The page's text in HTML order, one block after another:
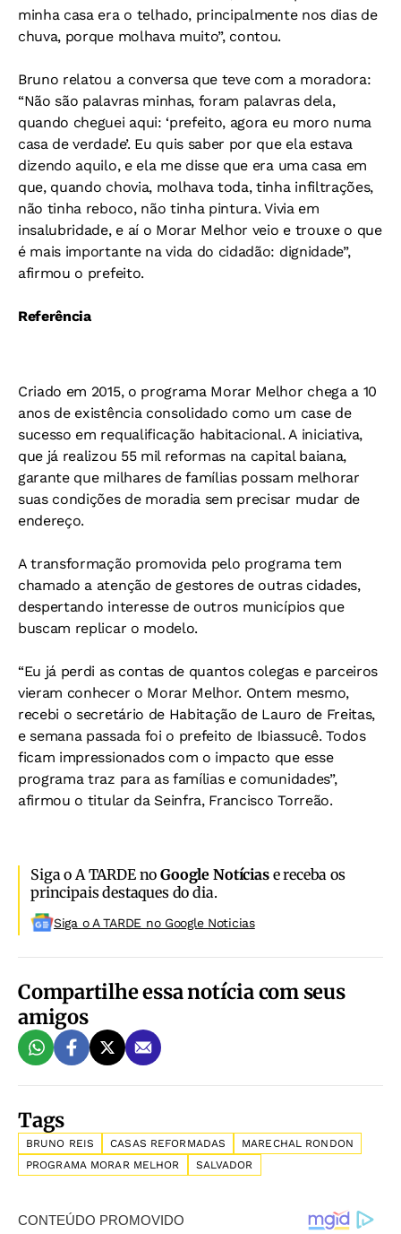
minha casa era o telhado, principalmente nos dias de
chuva, porque molhava muito”, contou.
Bruno relatou a conversa que teve com a moradora:
“Não são palavras minhas, foram palavras dela,
quando cheguei aqui: ‘prefeito, agora eu moro numa
casa de verdade’. Eu quis saber por que ela estava
dizendo aquilo, e ela me disse que era uma casa em
que, quando chovia, molhava toda, tinha infiltrações,
não tinha reboco, não tinha pintura. Vivia em
insalubridade, e aí o Morar Melhor veio e trouxe o que
é mais importante na vida do cidadão: dignidade”,
afirmou o prefeito.
Referência
Criado em 2015, o programa Morar Melhor chega a 10
anos de existência consolidado como um case de
sucesso em requalificação habitacional. A iniciativa,
que já realizou 55 mil reformas na capital baiana,
garante que milhares de famílias possam melhorar
suas condições de moradia sem precisar mudar de
endereço.
A transformação promovida pelo programa tem
chamado a atenção de gestores de outras cidades,
despertando interesse de outros municípios que
buscam replicar o modelo.
“Eu já perdi as contas de quantos colegas e parceiros
vieram conhecer o Morar Melhor. Ontem mesmo,
recebi o secretário de Habitação de Lauro de Freitas,
e semana passada foi o prefeito de Ibiassucê. Todos
ficam impressionados com o impacto que esse
programa traz para as famílias e comunidades”,
afirmou o titular da Seinfra, Francisco Torreão.
Siga o A TARDE noGoogle Notíciase receba os
principais destaques do dia.
Siga o A TARDE no Google Noticias
Compartilhe essa notícia com seus
amigos
Tags
BRUNO REIS CASAS REFORMADAS
MARECHAL RONDON
PROGRAMA MORAR MELHOR
SALVADOR